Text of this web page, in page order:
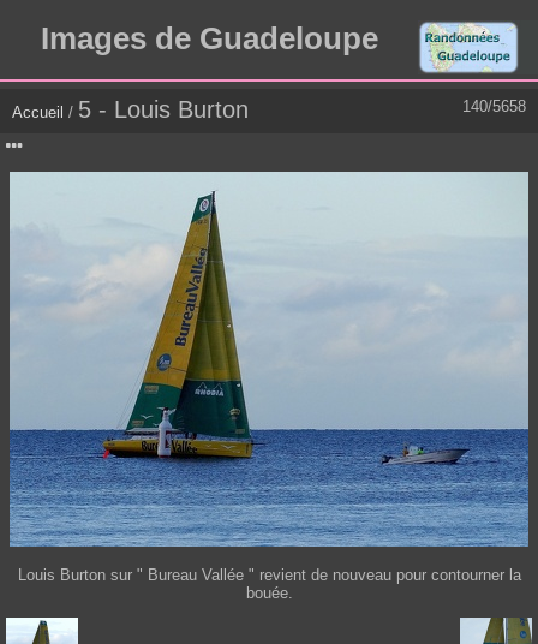
Images de Guadeloupe
140/5658
Accueil / 5 - Louis Burton
Louis Burton sur " Bureau Vallée " revient de nouveau pour contourner la
bouée.